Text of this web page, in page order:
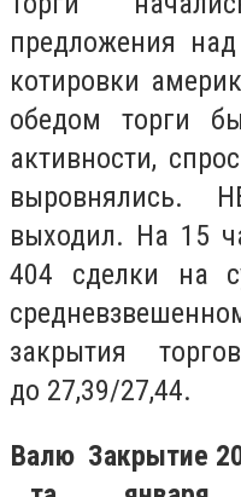
предложения
котировки
обедом торги
активности,
выровнялись.
выходил. На 15
404 сделки на
закрытия
до 27,39/27,44.
Валю Закрытие